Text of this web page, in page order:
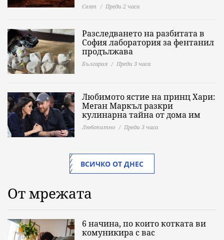
Свят Преди 2 часа
Разследването на разбитата в
София лаборатория за фентанил
продължава
България Преди 3 часа
Любимото ястие на принц Хари:
Меган Маркъл разкри
кулинарна тайна от дома им
Любопитно Преди 3 часа
ВСИЧКО ОТ ДНЕС
От мрежата
6 начина, по които котката ви
комуникира с вас